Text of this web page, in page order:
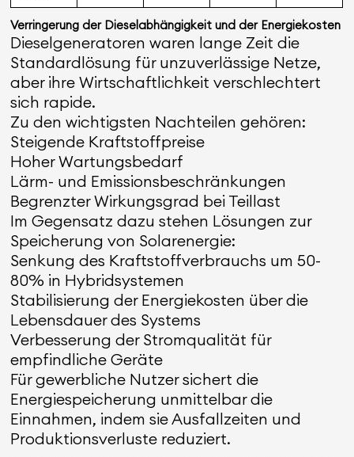
Verringerung der Dieselabhängigkeit und der Energiekosten
Dieselgeneratoren waren lange Zeit die
Standardlösung für unzuverlässige Netze,
aber ihre Wirtschaftlichkeit verschlechtert
sich rapide.
Zu den wichtigsten Nachteilen gehören:
Steigende Kraftstoffpreise
Hoher Wartungsbedarf
Lärm- und Emissionsbeschränkungen
Begrenzter Wirkungsgrad bei Teillast
Im Gegensatz dazu stehen Lösungen zur
Speicherung von Solarenergie:
Senkung des Kraftstoffverbrauchs um 50-
80% in Hybridsystemen
Stabilisierung der Energiekosten über die
Lebensdauer des Systems
Verbesserung der Stromqualität für
empfindliche Geräte
Für gewerbliche Nutzer sichert die
Energiespeicherung unmittelbar die
Einnahmen, indem sie Ausfallzeiten und
Produktionsverluste reduziert.